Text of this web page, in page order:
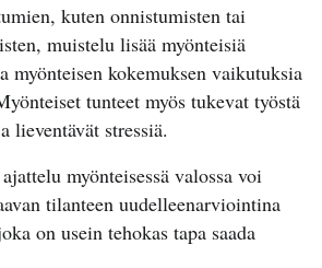
kuten onnistumisten tai
muistelu lisää myönteisiä
myönteisen kokemuksen vaikutuksia
tunteet myös tukevat työstä
lieventävät stressiä.
myönteisessä valossa voi
tilanteen uudelleenarviointina
on usein tehokas tapa saada